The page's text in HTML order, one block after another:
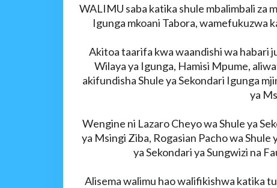
OSCAR ASSENGA-Aug 07 2026
DARAJA LA BILIONI 1.2
WAFANYABIASHARA WA
OSCAR ASSENGA-Aug 07 2026
CCM: Uchaguzi Wa Haki
WALIMU saba katika shule mbalimbali za
Igunga mkoani Tabora, wamefukuzwa
Akitoa taarifa kwa waandishi wa habari
Wilaya ya Igunga, Hamisi Mpume,
akifundisha Shule ya Sekondari Igunga
ya
Wengine ni Lazaro Cheyo wa Shule ya
ya Msingi Ziba, Rogasian Pacho wa
ya Sekondari ya Sungwizi na
Alisema walimu hao walifikishwa katika